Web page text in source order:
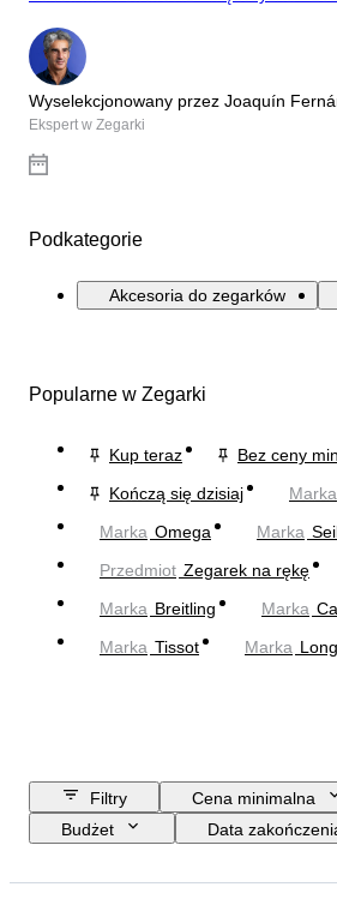
Wyselekcjonowany przez Joaquín
Ekspert w Zegarki
Podkategorie
Akcesoria do zegarków
Popularne w Zegarki
Kup teraz
Bez ceny
Kończą się dzisiaj
Marka
Marka Omega Marka
Przedmiot Zegarek na rękę
Marka Breitling Marka
Marka Tissot Marka
Filtry
Cena minimalna
Budżet
Data